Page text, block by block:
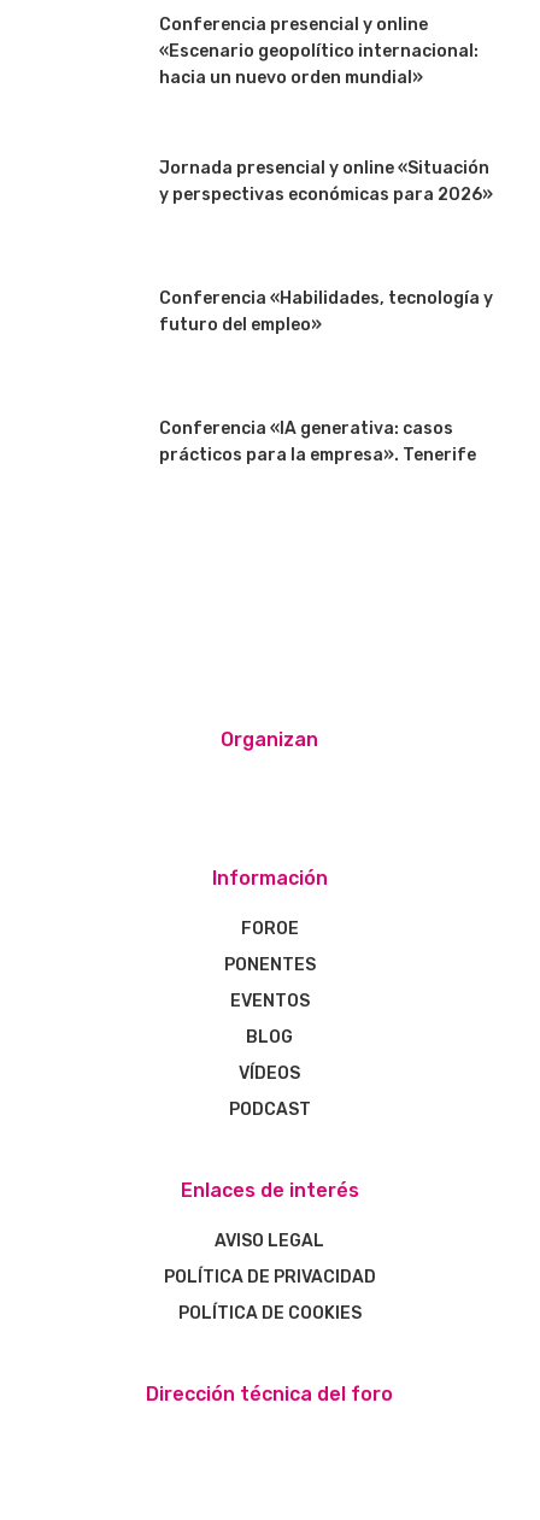
Conferencia presencial y online
«Escenario geopolítico internacional:
hacia un nuevo orden mundial»
Jornada presencial y online «Situación
y perspectivas económicas para 2026»
Conferencia «Habilidades, tecnología y
futuro del empleo»
Conferencia «IA generativa: casos
prácticos para la empresa». Tenerife
Organizan
Información
FOROE
PONENTES
EVENTOS
BLOG
VÍDEOS
PODCAST
Enlaces de interés
AVISO LEGAL
POLÍTICA DE PRIVACIDAD
POLÍTICA DE COOKIES
Dirección técnica del foro